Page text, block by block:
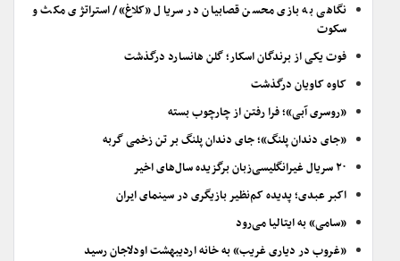
نگاهی به بازی محسن قصابیان در سریال «کلاغ»/ استراتژی مکث و
سکوت
فوت یکی از برندگان اسکار؛ گلن هانسارد درگذشت
کاوه کاویان درگذشت
«روسری آبی»؛ فرا رفتن از چارچوب بسته
«جای دندان پلنگ»؛ جای دندان پلنگ بر تن زخمی گربه
۲۰ سریال غیرانگلیسی‌زبان برگزیده سال‌های اخیر
اکبر عبدی؛ پدیده کم‌نظیر بازیگری در سینمای ایران
«سامی» به ایتالیا می‌رود
«غروب در دیاری غریب» به خانه اردیبهشت اودلاجان رسید